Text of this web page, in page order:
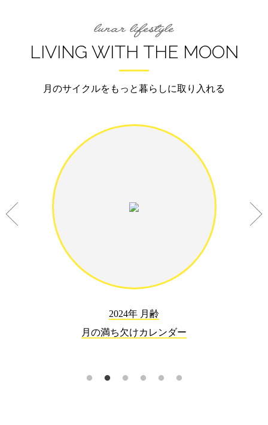
LIVING WITH THE MOON
月のサイクルをもっと暮らしに取り入れる
2024年 月齢
月の満ち欠けカレンダー